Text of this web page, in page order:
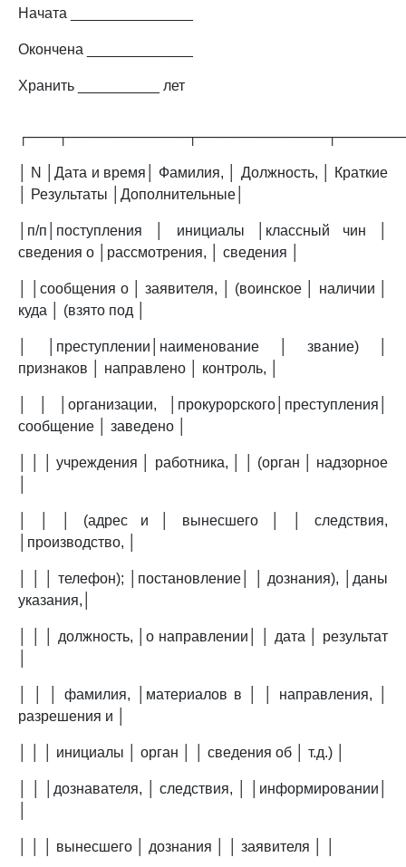
Начата _______________
Окончена _____________
Хранить __________ лет
│ N │Дата и время│ Фамилия, │ Должность, │ Краткие
│ Результаты │Дополнительные│
│п/п│поступления │ инициалы │классный чин │
сведения о │рассмотрения, │ сведения │
│ │сообщения о │ заявителя, │ (воинское │ наличии │
куда │ (взято под │
│ │преступлении│наименование │ звание) │
признаков │ направлено │ контроль, │
│ │ │организации, │прокурорского│преступления│
сообщение │ заведено │
│ │ │ учреждения │ работника, │ │ (орган │ надзорное
│ │ │ (адрес и │ вынесшего │ │ следствия,
│производство, │
│ │ │ телефон); │постановление│ │ дознания), │даны
указания,│
│ │ │ должность, │о направлении│ │ дата │ результат
│ │ │ фамилия, │материалов в │ │ направления, │
разрешения и │
│ │ │ инициалы │ орган │ │ сведения об │ т.д.) │
│ │ │дознавателя, │ следствия, │ │информировании│
│ │ │ вынесшего │ дознания │ │ заявителя │ │